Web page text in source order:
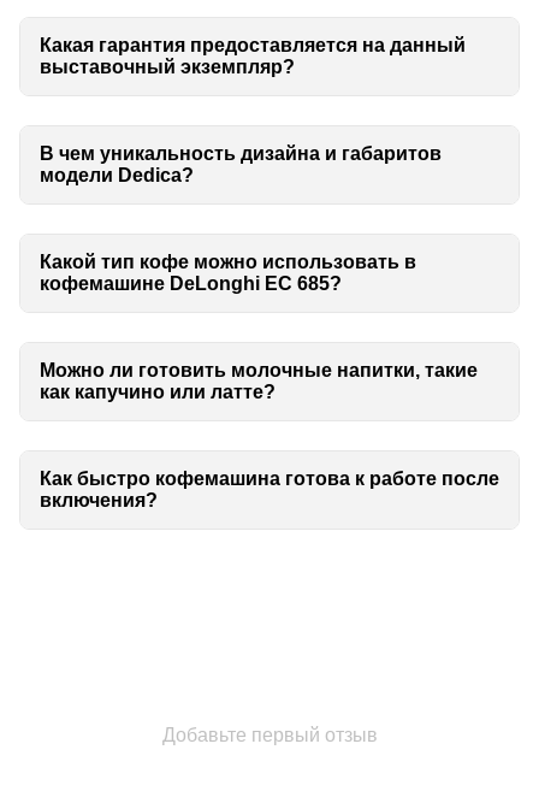
Какая гарантия предоставляется на данный
выставочный экземпляр?
В чем уникальность дизайна и габаритов
модели Dedica?
Какой тип кофе можно использовать в
кофемашине DeLonghi EC 685?
Можно ли готовить молочные напитки, такие
как капучино или латте?
Как быстро кофемашина готова к работе после
включения?
Добавьте первый отзыв